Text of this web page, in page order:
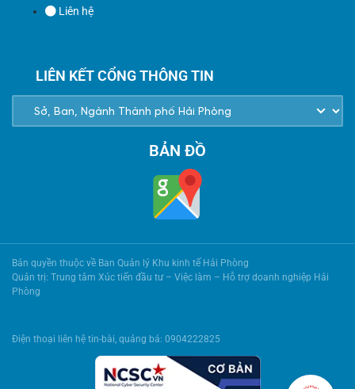
Liên hệ
LIÊN KẾT CỔNG THÔNG TIN
BẢN ĐỒ
Bản quyền thuộc về Ban Quản lý Khu kinh tế Hải Phòng
Quản trị: Trung tâm Xúc tiến đầu tư – Việc làm – Hỗ trợ doanh nghiệp Hải
Phòng
Điện thoại liên hệ tin-bài, quảng bá: 0904222825